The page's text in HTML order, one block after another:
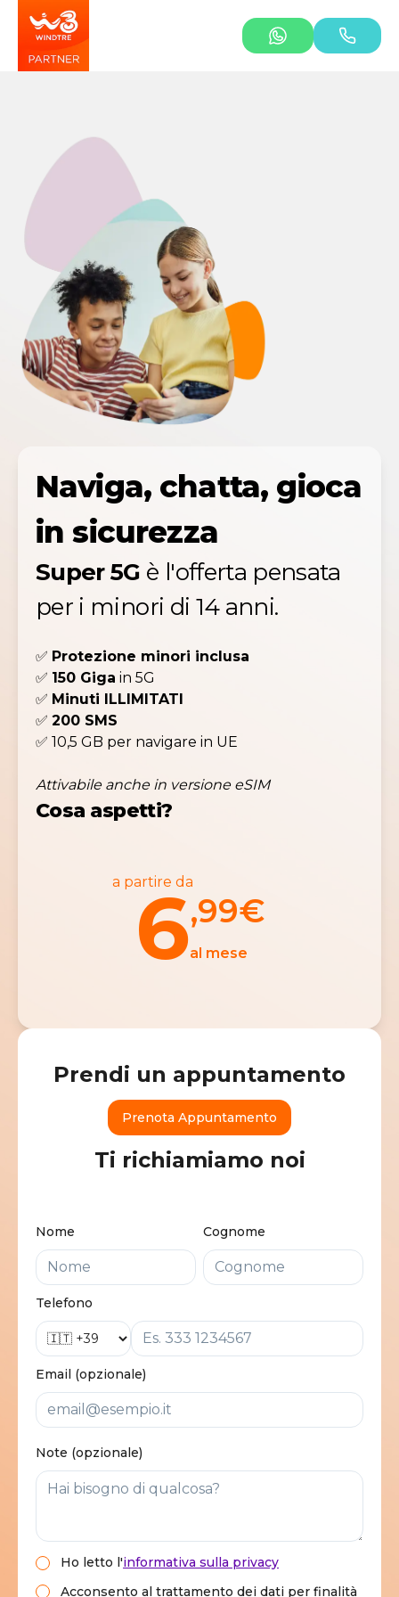
Naviga, chatta, gioca
in sicurezza
Super 5G è l'offerta pensata
per i minori di 14 anni.
✅ Protezione minori inclusa
✅ 150 Giga in 5G
✅ Minuti ILLIMITATI
✅ 200 SMS
✅ 10,5 GB per navigare in UE
Attivabile anche in versione eSIM
Cosa aspetti?
a partire da
6,99€
al mese
Prendi un appuntamento
Prenota Appuntamento
Ti richiamiamo noi
Nome Cognome
Telefono
Email (opzionale)
Note (opzionale)
Ho letto l'informativa sulla privacy
Acconsento al trattamento dei dati per finalità